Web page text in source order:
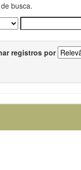
busca.
registros por